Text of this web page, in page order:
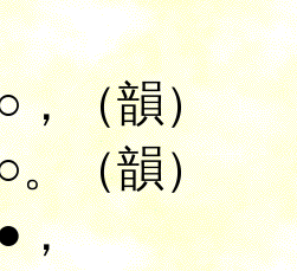
，（韻）
。（韻）
，